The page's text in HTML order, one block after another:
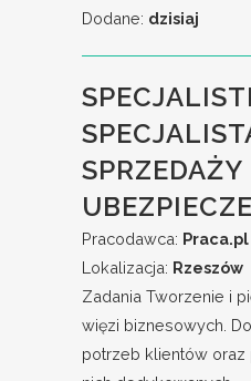
Dodane: dzisiaj
SPRZEDAŻY
Pracodawca: Praca.pl
Lokalizacja: Rzeszów
Zadania Tworzenie i
więzi biznesowych.
potrzeb klientów oraz